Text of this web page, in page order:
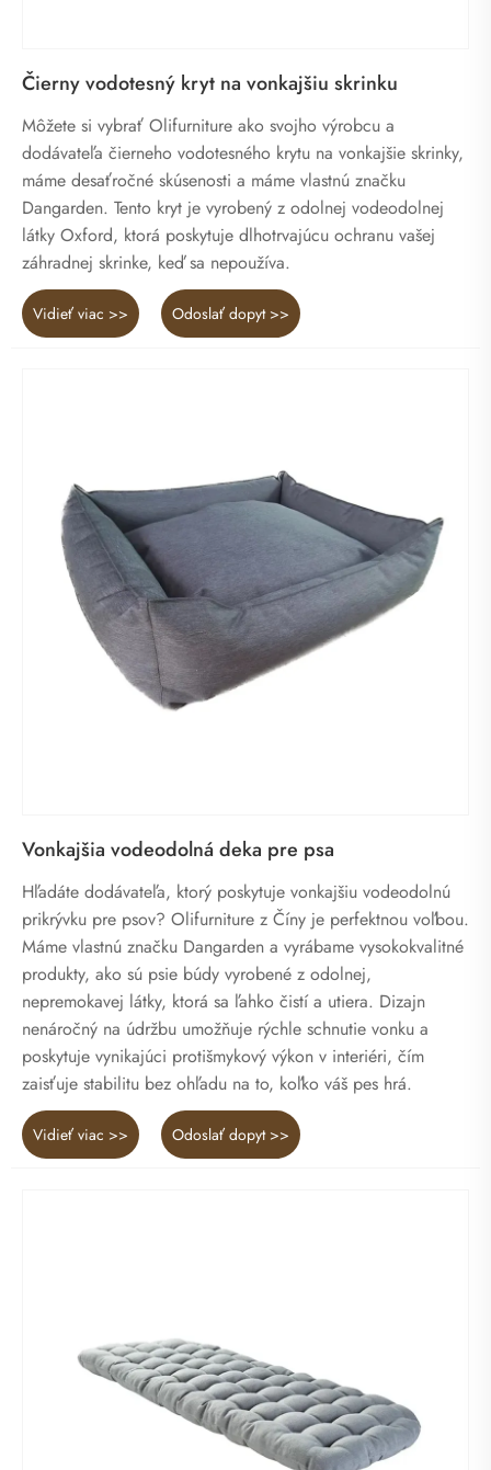
Čierny vodotesný kryt na vonkajšiu skrinku
Môžete si vybrať Olifurniture ako svojho výrobcu a
dodávateľa čierneho vodotesného krytu na vonkajšie skrinky,
máme desaťročné skúsenosti a máme vlastnú značku
Dangarden. Tento kryt je vyrobený z odolnej vodeodolnej
látky Oxford, ktorá poskytuje dlhotrvajúcu ochranu vašej
záhradnej skrinke, keď sa nepoužíva.
Vidieť viac >> Odoslať dopyt >>
Vonkajšia vodeodolná deka pre psa
Hľadáte dodávateľa, ktorý poskytuje vonkajšiu vodeodolnú
prikrývku pre psov? Olifurniture z Číny je perfektnou voľbou.
Máme vlastnú značku Dangarden a vyrábame vysokokvalitné
produkty, ako sú psie búdy vyrobené z odolnej,
nepremokavej látky, ktorá sa ľahko čistí a utiera. Dizajn
nenáročný na údržbu umožňuje rýchle schnutie vonku a
poskytuje vynikajúci protišmykový výkon v interiéri, čím
zaisťuje stabilitu bez ohľadu na to, koľko váš pes hrá.
Vidieť viac >> Odoslať dopyt >>